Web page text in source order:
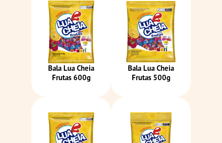
Bala Lua Cheia
Frutas 600g
Bala Lua Cheia
Frutas 500g